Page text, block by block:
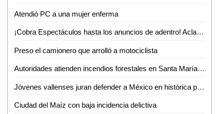
Atendió PC a una mujer enferma
¡Cobra Espectáculos hasta los anuncios de adentro! Aclaran dudas a comerciantes de Valles
Preso el camionero que arrolló a motociclista
Autoridades atienden incendios forestales en Santa María del Río y Cárdenas
Jóvenes vallenses juran defender a México en histórica protesta de bandera del SMN
Ciudad del Maíz con baja incidencia delictiva